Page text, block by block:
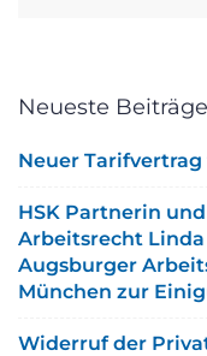
Neueste Beiträge
Neuer
HSK Partnerin
Arbeitsrecht
Augsburger
München zur
Widerruf der